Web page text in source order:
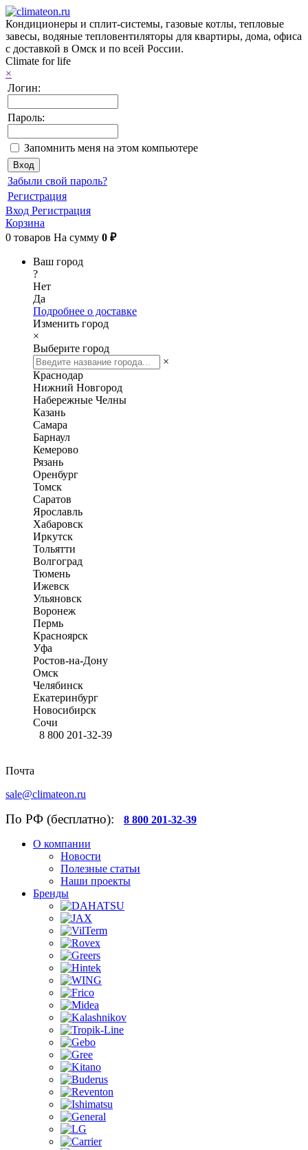
Кондиционеры и сплит-системы, газовые котлы, тепловые
завесы, водяные тепловентиляторы для квартиры, дома, офиса
с доставкой в Омск и по всей России.
Climate for life
×
Логин:
Пароль:
Запомнить меня на этом компьютере
Забыли свой пароль?
Регистрация
Вход Регистрация
Корзина
0 товаров На сумму 0 ₽
Ваш город
?
Нет
Да
Подробнее о доставке
Изменить город
×
Выберите город
×
Краснодар
Нижний Новгород
Набережные Челны
Казань
Самара
Барнаул
Кемерово
Рязань
Оренбург
Томск
Саратов
Ярославль
Хабаровск
Иркутск
Тольятти
Волгоград
Тюмень
Ижевск
Ульяновск
Воронеж
Пермь
Красноярск
Уфа
Ростов-на-Дону
Омск
Челябинск
Екатеринбург
Новосибирск
Сочи
8 800 201-32-39
Почта
sale@climateon.ru
По РФ (бесплатно): 8 800 201-32-39
О компании
Новости
Полезные статьи
Наши проекты
Бренды